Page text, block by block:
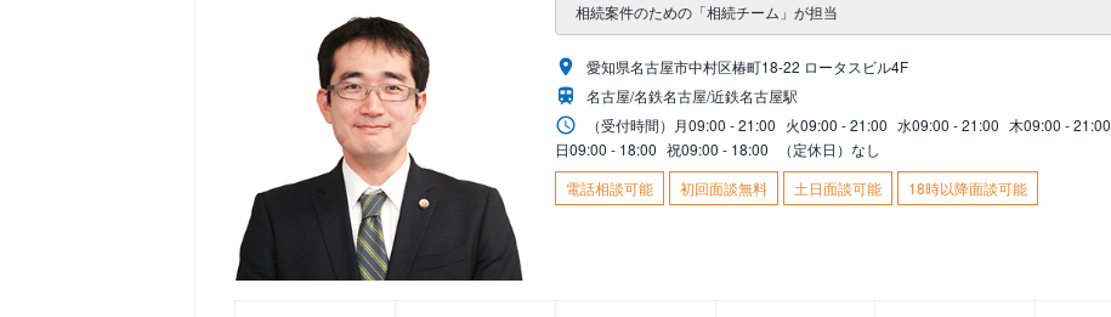
相続案件のための「相続チーム」が担当
愛知県名古屋市中村区椿町18-22 ロータスビル4F
名古屋/名鉄名古屋/近鉄名古屋駅
（受付時間） 月09:00 - 21:00 火09:00 - 21:00 水09:00 - 21:00 木09:00 - 21:00
日09:00 - 18:00 祝09:00 - 18:00
（定休日）なし
電話相談可能
初回面談無料 土日面談可能 18時以降面談可能